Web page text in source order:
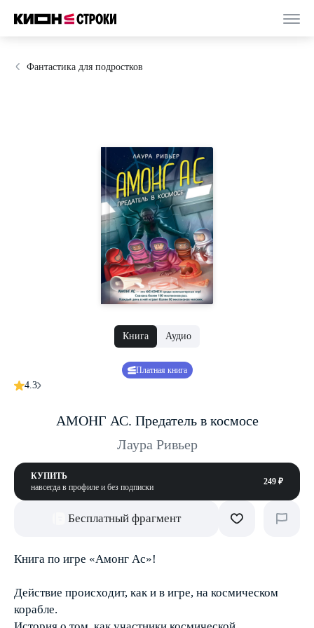
Фантастика для подростков
Книга Аудио
Платная книга
4.3
АМОНГ АС. Предатель в космосе
Лаура Ривьер
КУПИТЬ
навсегда в профиле и без подписки
249 ₽
Бесплатный фрагмент
Книга по игре «Амонг Ас»!
Действие происходит, как и в игре, на космическом
корабле.